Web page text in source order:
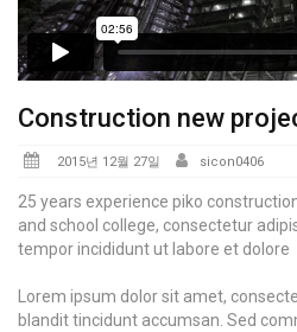
Construction new
Posted
2015년 12월 27일 sicon0406
25 years experience piko
and school college, consectetur
tempor incididunt ut labore et dolore
Lorem ipsum dolor sit amet,
blandit tincidunt accumsan. Sed